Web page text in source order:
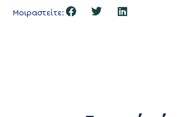
Μοιραστείτε: